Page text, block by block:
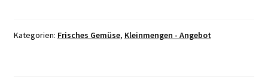
Stück
Kategorien: Frisches Gemüse, Kleinmengen - Angebot